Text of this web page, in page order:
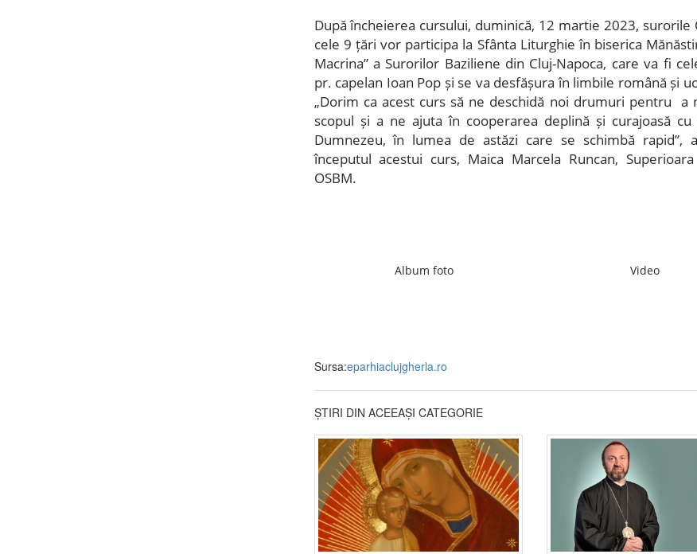
După încheierea cursului, duminică, 12 martie 2023, surorile
cele 9 țări vor participa la Sfânta Liturghie în biserica
Macrina” a Surorilor Baziliene din Cluj-Napoca, care va fi
pr. capelan Ioan Pop și se va desfășura în limbile română și
„Dorim ca acest curs să ne deschidă noi drumuri pentru a
scopul și a ne ajuta în cooperarea deplină și curajoasă cu
Dumnezeu, în lumea de astăzi care se schimbă rapid”,
începutul acestui curs, Maica Marcela Runcan,
OSBM.
Album foto Video
Sursa:eparhiaclujgherla.ro
ȘTIRI DIN ACEEAȘI CATEGORIE